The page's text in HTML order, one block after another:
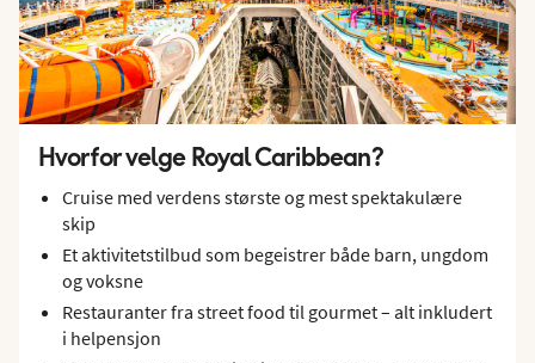
Hvorfor velge Royal Caribbean?
Cruise med verdens største og mest spektakulære
skip
Et aktivitetstilbud som begeistrer både barn, ungdom
og voksne
Restauranter fra street food til gourmet – alt inkludert
i helpensjon